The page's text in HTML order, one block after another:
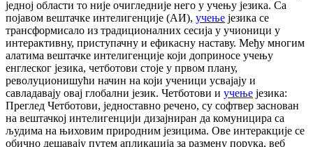
једној области то није очигледније него у учењу језика. Са
појавом вештачке интелигенције (АИ), учење језика се
трансформисало из традиционалних сесија у учионици у
интерактивну, приступачну и ефикасну наставу. Међу многим
алатима вештачке интелигенције који доприносе учењу
енглеског језика, четботови стоје у првом плану,
револуционишући начин на који ученици усвајају и
савладавају овај глобални језик. Четботови и учење језика:
Преглед Четботови, једноставно речено, су софтвер заснован
на вештачкој интелигенцији дизајниран да комуницира са
људима на њиховим природним језицима. Ове интеракције се
обично дешавају путем апликација за размену порука, веб